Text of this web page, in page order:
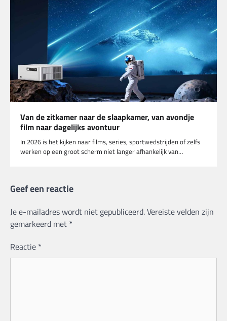
Van de zitkamer naar de slaapkamer, van avondje
film naar dagelijks avontuur
In 2026 is het kijken naar films, series, sportwedstrijden of zelfs
werken op een groot scherm niet langer afhankelijk van…
Geef een reactie
Je e-mailadres wordt niet gepubliceerd.Vereiste velden zijn
gemarkeerd met *
Reactie *